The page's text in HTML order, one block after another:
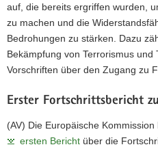
auf, die bereits ergriffen wurden,
zu machen und die
Bedrohungen zu stärken. Dazu
Bekämpfung von Terrorismus
Vorschriften über den Zugang zu
Erster Fortschrittsbericht
(AV) Die Europäische
ersten Bericht über die